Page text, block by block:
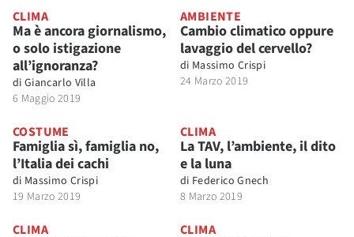
CLIMA
Ma è ancora giornalismo,
o solo istigazione
all’ignoranza?
di Giancarlo Villa
6 Maggio 2019
AMBIENTE
Cambio climatico oppure
lavaggio del cervello?
di Massimo Crispi
24 Marzo 2019
COSTUME
Famiglia sì, famiglia no,
l’Italia dei cachi
di Massimo Crispi
19 Marzo 2019
CLIMA
La TAV, l’ambiente, il dito
e la luna
di Federico Gnech
8 Marzo 2019
CLIMA CLIMA